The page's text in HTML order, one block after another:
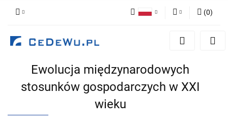
Zaloguj się
Dodaj zgłoszenie
Zgody cookies
(0)
Ewolucja międzynarodowych
stosunków gospodarczych w XXI
wieku